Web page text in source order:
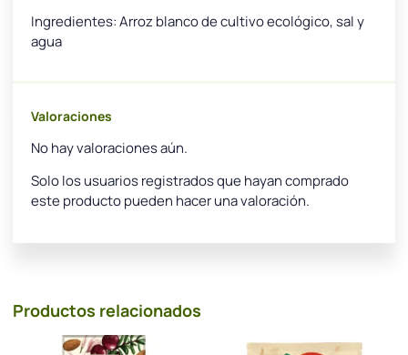
Ingredientes: Arroz blanco de cultivo ecológico, sal y
agua
Valoraciones
No hay valoraciones aún.
Solo los usuarios registrados que hayan comprado
este producto pueden hacer una valoración.
Productos relacionados